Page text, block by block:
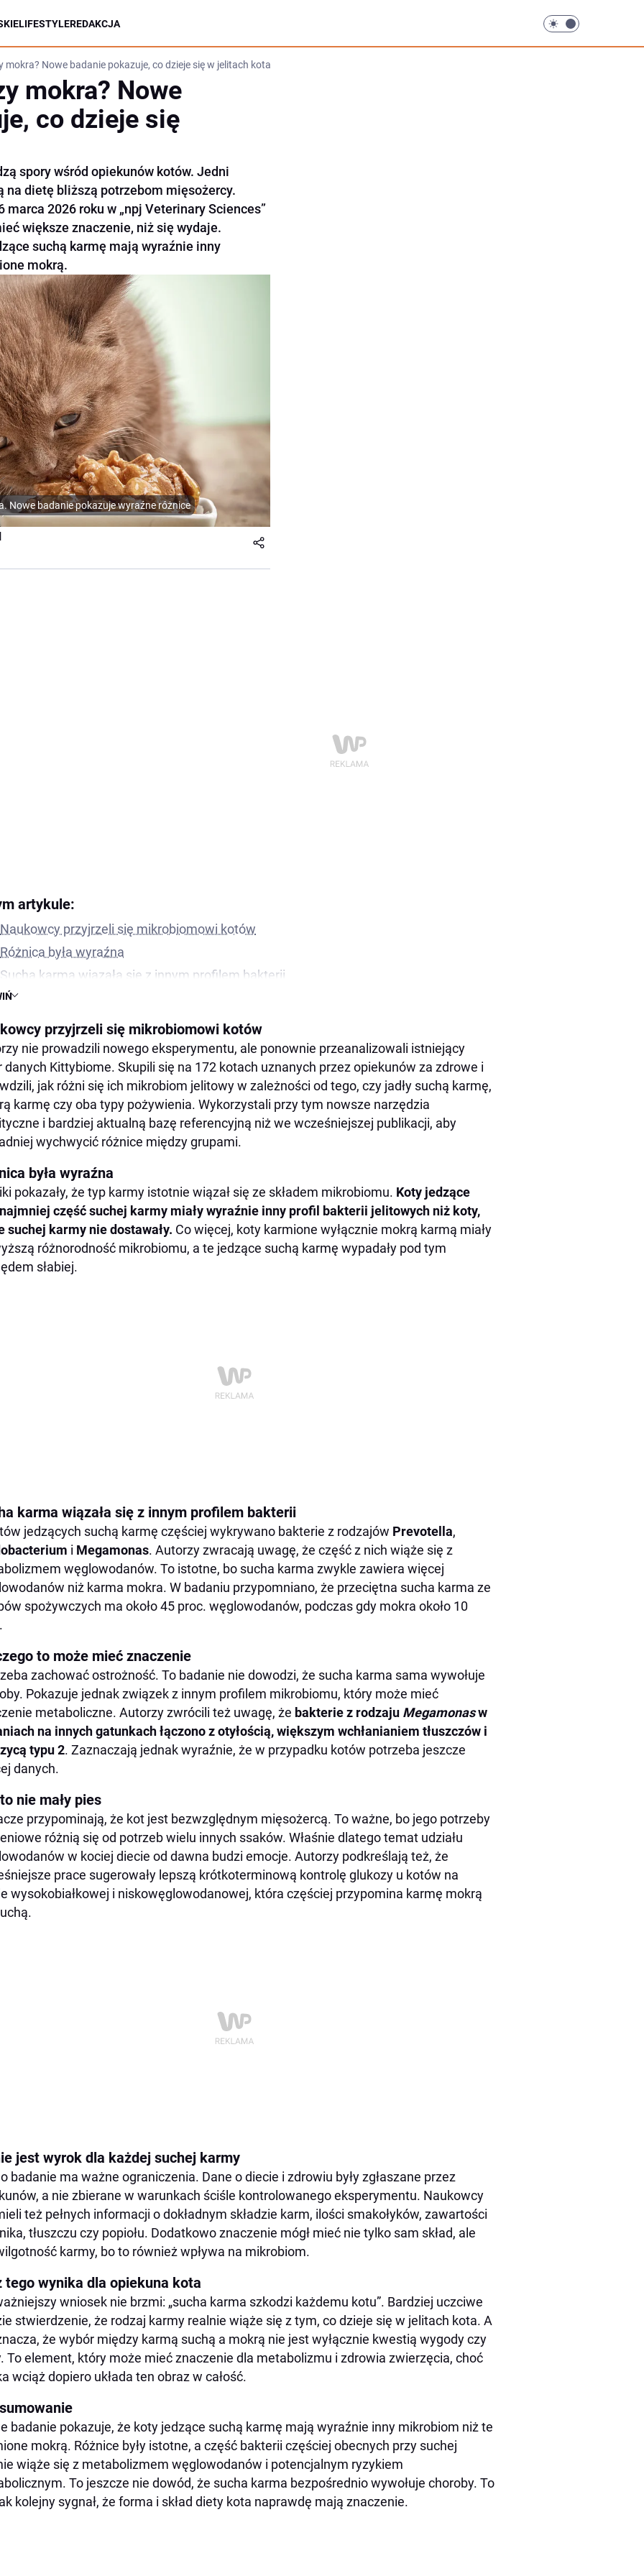
LIFESTYLEREDAKCJA
mokra? Nowe badanie pokazuje, co dzieje się w jelitach kota
mokra? Nowe
co dzieje się
spory wśród opiekunów kotów. Jedni
na dietę bliższą potrzebom mięsożercy.
2026 roku w „npj Veterinary Sciences”
większe znaczenie, niż się wydaje.
suchą karmę mają wyraźnie inny
mokrą.
Nowe badanie pokazuje wyraźne różnice
artykule:
Naukowcy przyjrzeli się mikrobiomowi kotów
Różnica była wyraźna
Sucha karma wiązała się z innym profilem bakterii
Dlaczego to może mieć znaczenie
Kot to nie mały pies
To nie jest wyrok dla każdej suchej karmy
Co z tego wynika dla opiekuna kota
Podsumowanie
przyjrzeli się mikrobiomowi kotów
nie prowadzili nowego eksperymentu, ale ponownie przeanalizowali istniejący
danych Kittybiome. Skupili się na 172 kotach uznanych przez opiekunów za zdrowe i
jak różni się ich mikrobiom jelitowy w zależności od tego, czy jadły suchą karmę,
karmę czy oba typy pożywienia. Wykorzystali przy tym nowsze narzędzia
i bardziej aktualną bazę referencyjną niż we wcześniejszej publikacji, aby
wychwycić różnice między grupami.
była wyraźna
pokazały, że typ karmy istotnie wiązał się ze składem mikrobiomu. Koty jedzące
część suchej karmy miały wyraźnie inny profil bakterii jelitowych niż koty,
suchej karmy nie dostawały. Co więcej, koty karmione wyłącznie mokrą karmą miały
różnorodność mikrobiomu, a te jedzące suchą karmę wypadały pod tym
słabiej.
karma wiązała się z innym profilem bakterii
jedzących suchą karmę częściej wykrywano bakterie z rodzajów Prevotella,
i Megamonas. Autorzy zwracają uwagę, że część z nich wiąże się z
węglowodanów. To istotne, bo sucha karma zwykle zawiera więcej
niż karma mokra. W badaniu przypomniano, że przeciętna sucha karma ze
spożywczych ma około 45 proc. węglowodanów, podczas gdy mokra około 10
to może mieć znaczenie
zachować ostrożność. To badanie nie dowodzi, że sucha karma sama wywołuje
Pokazuje jednak związek z innym profilem mikrobiomu, który może mieć
metaboliczne. Autorzy zwrócili też uwagę, że bakterie z rodzaju Megamonasw
na innych gatunkach łączono z otyłością, większym wchłanianiem tłuszczów i
typu 2. Zaznaczają jednak wyraźnie, że w przypadku kotów potrzeba jeszcze
danych.
nie mały pies
przypominają, że kot jest bezwzględnym mięsożercą. To ważne, bo jego potrzeby
różnią się od potrzeb wielu innych ssaków. Właśnie dlatego temat udziału
w kociej diecie od dawna budzi emocje. Autorzy podkreślają też, że
prace sugerowały lepszą krótkoterminową kontrolę glukozy u kotów na
wysokobiałkowej i niskowęglowodanowej, która częściej przypomina karmę mokrą
jest wyrok dla każdej suchej karmy
badanie ma ważne ograniczenia. Dane o diecie i zdrowiu były zgłaszane przez
a nie zbierane w warunkach ściśle kontrolowanego eksperymentu. Naukowcy
też pełnych informacji o dokładnym składzie karm, ilości smakołyków, zawartości
tłuszczu czy popiołu. Dodatkowo znaczenie mógł mieć nie tylko sam skład, ale
karmy, bo to również wpływa na mikrobiom.
tego wynika dla opiekuna kota
wniosek nie brzmi: „sucha karma szkodzi każdemu kotu”. Bardziej uczciwe
stwierdzenie, że rodzaj karmy realnie wiąże się z tym, co dzieje się w jelitach kota. A
że wybór między karmą suchą a mokrą nie jest wyłącznie kwestią wygody czy
To element, który może mieć znaczenie dla metabolizmu i zdrowia zwierzęcia, choć
wciąż dopiero układa ten obraz w całość.
badanie pokazuje, że koty jedzące suchą karmę mają wyraźnie inny mikrobiom niż te
mokrą. Różnice były istotne, a część bakterii częściej obecnych przy suchej
wiąże się z metabolizmem węglowodanów i potencjalnym ryzykiem
To jeszcze nie dowód, że sucha karma bezpośrednio wywołuje choroby. To
kolejny sygnał, że forma i skład diety kota naprawdę mają znaczenie.